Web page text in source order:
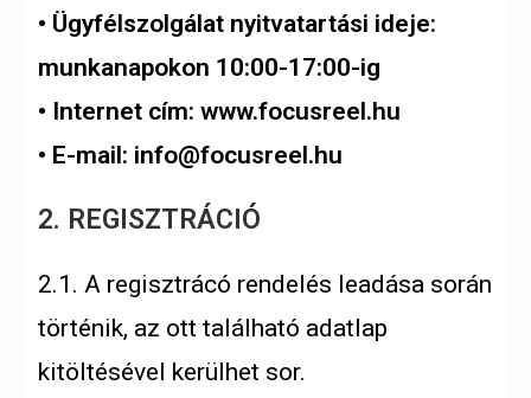
• Ügyfélszolgálat nyitvatartási ideje:
munkanapokon 10:00-17:00-ig
• Internet cím: www.focusreel.hu
• E-mail: info@focusreel.hu
2. REGISZTRÁCIÓ
2.1. A regisztrácó rendelés leadása során
történik, az ott található adatlap
kitöltésével kerülhet sor.